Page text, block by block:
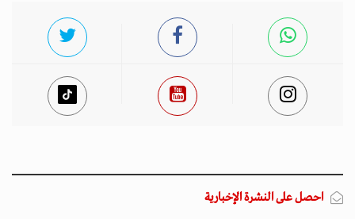
احصل على النشرة الإخبارية